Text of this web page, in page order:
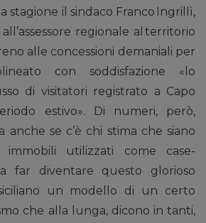
il sindaco Franco Ingrillì,
regionale al territorio
alle concessioni demaniali per
con soddisfazione «lo
di visitatori registrato a Capo
estivo». Di numeri, però,
anche se c’è chi stima che siano
utilizzati come case-
far diventare questo glorioso
un modello di un certo
che alla lunga, dicono in tanti,